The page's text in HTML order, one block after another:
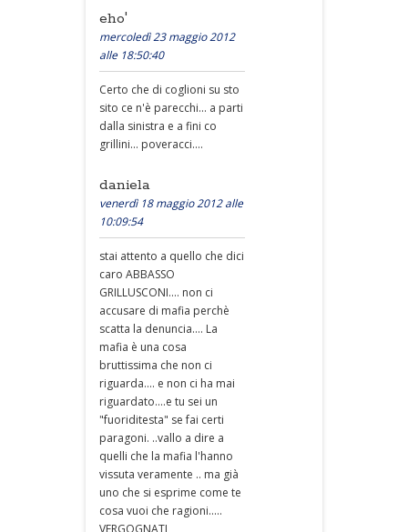
eho'
mercoledì 23 maggio 2012
alle 18:50:40
Certo che di coglioni su sto
sito ce n'è parecchi... a parti
dalla sinistra e a fini co
grillini... poveracci....
daniela
venerdì 18 maggio 2012 alle
10:09:54
stai attento a quello che dici
caro ABBASSO
GRILLUSCONI.... non ci
accusare di mafia perchè
scatta la denuncia.... La
mafia è una cosa
bruttissima che non ci
riguarda.... e non ci ha mai
riguardato....e tu sei un
"fuoriditesta" se fai certi
paragoni. ..vallo a dire a
quelli che la mafia l'hanno
vissuta veramente .. ma già
uno che si esprime come te
cosa vuoi che ragioni.....
VERGOGNATI